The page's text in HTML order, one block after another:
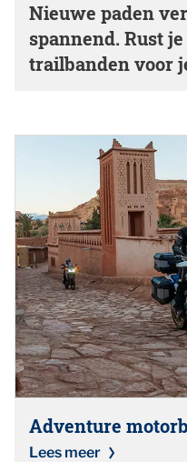
Nieuwe paden
spannend. Rust
trailbanden voor
Adventure
Lees meer